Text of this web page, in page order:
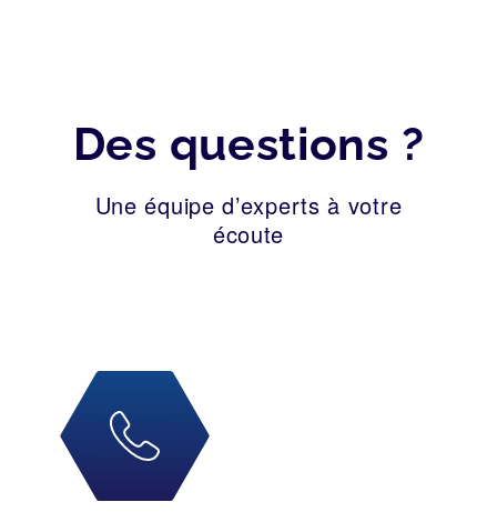
Des questions ?
Une équipe d’experts à votre
écoute